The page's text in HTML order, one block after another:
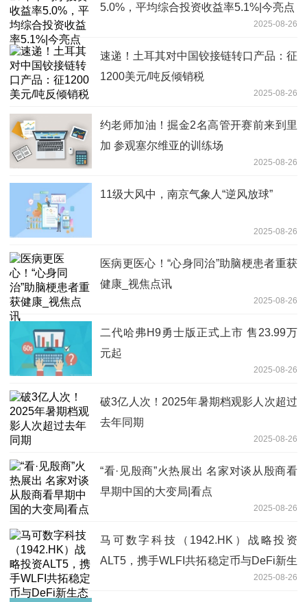
5.0%，平均综合投资收益率5.1%|今亮点
2025-08-26
速递！土耳其对中国铰接链转口产品：征
1200美元/吨反倾销税
2025-08-26
约老师加油！掘金2名高管开赛前来到里
加 参观塞尔维亚的训练场
2025-08-26
11级大风中，南京气象人“逆风放球”
2025-08-26
医病更医心！“心身同治”助脑梗患者重获
健康_视焦点讯
2025-08-26
二代哈弗H9勇士版正式上市 售23.99万
元起
2025-08-26
破3亿人次！2025年暑期档观影人次超过
去年同期
2025-08-26
“看·见殷商”火热展出 名家对谈从殷商看
早期中国的大变局|看点
2025-08-26
马可数字科技（1942.HK）战略投资
ALT5，携手WLFI共拓稳定币与DeFi新生
2025-08-26